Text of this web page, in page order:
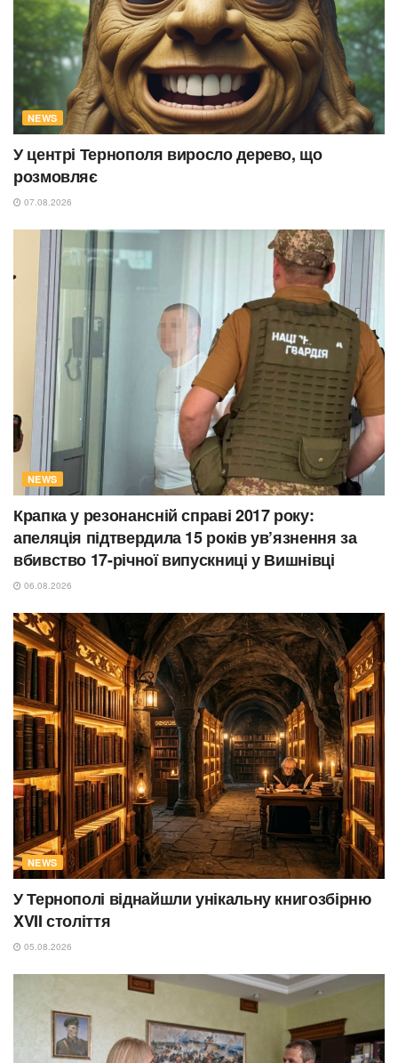
NEWS
У центрі Тернополя виросло дерево, що
розмовляє
07.08.2026
NEWS
Крапка у резонансній справі 2017 року:
апеляція підтвердила 15 років ув’язнення за
вбивство 17-річної випускниці у Вишнівці
06.08.2026
NEWS
У Тернополі віднайшли унікальну книгозбірню
XVII століття
05.08.2026